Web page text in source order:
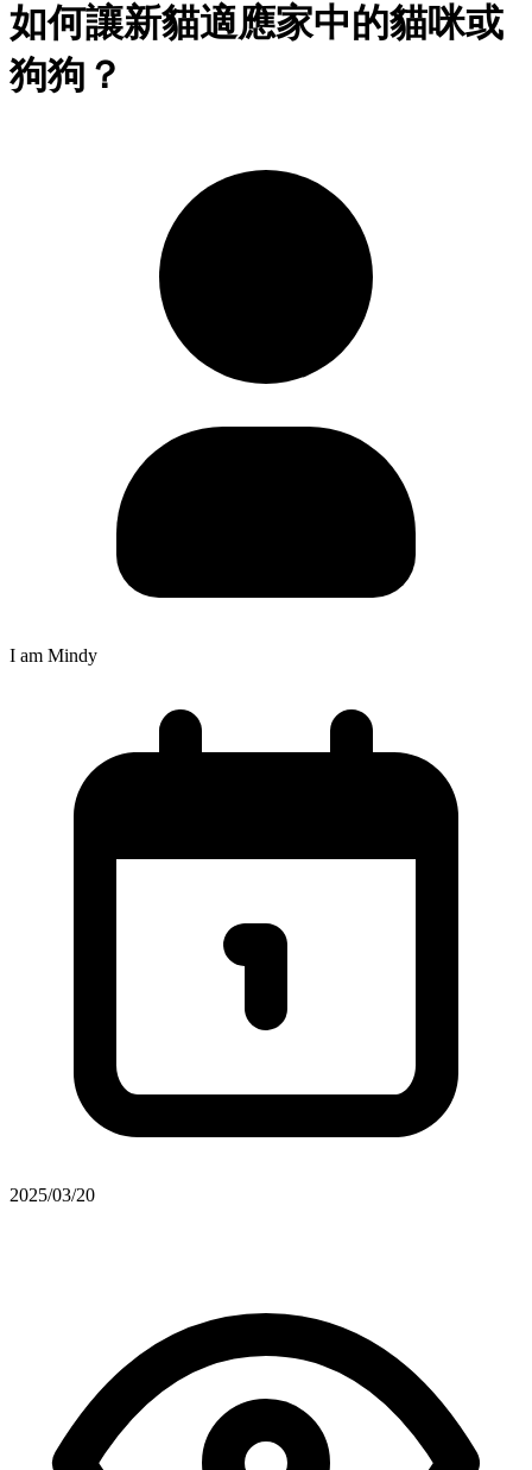
如何讓新貓適應家中的貓咪或
狗狗？
I am Mindy
2025/03/20